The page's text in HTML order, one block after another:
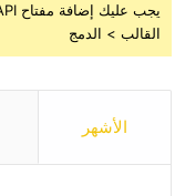
القالب > الدمج
الأشهر